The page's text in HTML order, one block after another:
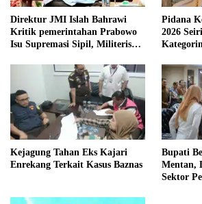
Direktur JMI Islah Bahrawi
Kritik pemerintahan Prabowo
Isu Supremasi Sipil, Militerisasi,
Pidana
2026
Kejagung Tahan Eks Kajari
Enrekang Terkait Kasus Baznas
Bupati
Mentan,
Sektor